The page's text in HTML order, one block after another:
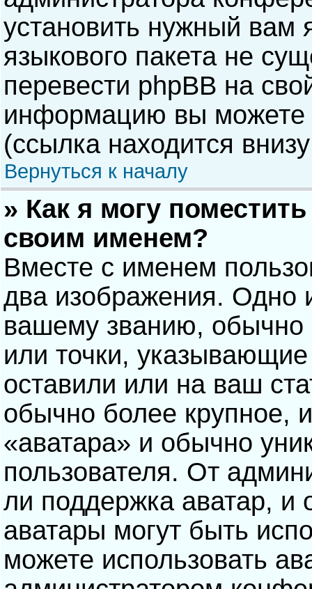
установить нужный вам
языкового пакета не
перевести phpBB на
информацию вы можете
(ссылка находится
Вернуться к началу
» Как я могу
своим именем?
Вместе с именем
два изображения. Одно
вашему званию, обычно
или точки,
оставили или на ваш
обычно более крупное,
«аватара» и обычно
пользователя. От
ли поддержка аватар, и
аватары могут быть
можете использовать